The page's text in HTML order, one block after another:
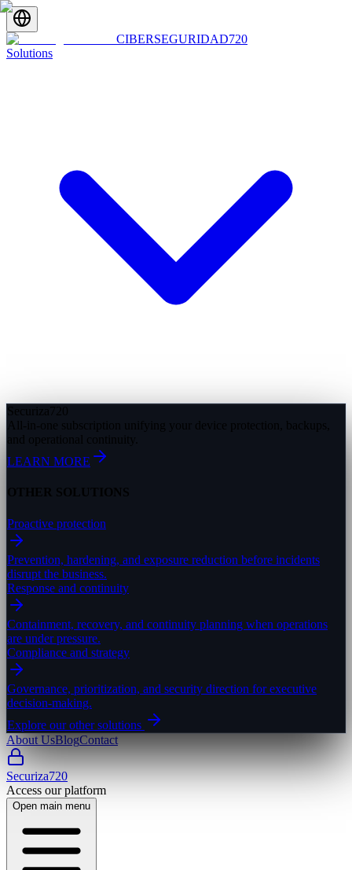
CIBERSEGURIDAD720
Solutions
Securiza720
All-in-one subscription unifying your device protection, backups,
and operational continuity.
LEARN MORE
OTHER SOLUTIONS
Proactive protection
Prevention, hardening, and exposure reduction before incidents
disrupt the business.
Response and continuity
Containment, recovery, and continuity planning when operations
are under pressure.
Compliance and strategy
Governance, prioritization, and security direction for executive
decision-making.
Explore our other solutions
About UsBlogContact
Securiza720
Access our platform
Open main menu